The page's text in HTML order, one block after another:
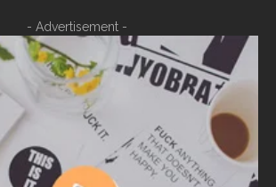
- Advertisement -